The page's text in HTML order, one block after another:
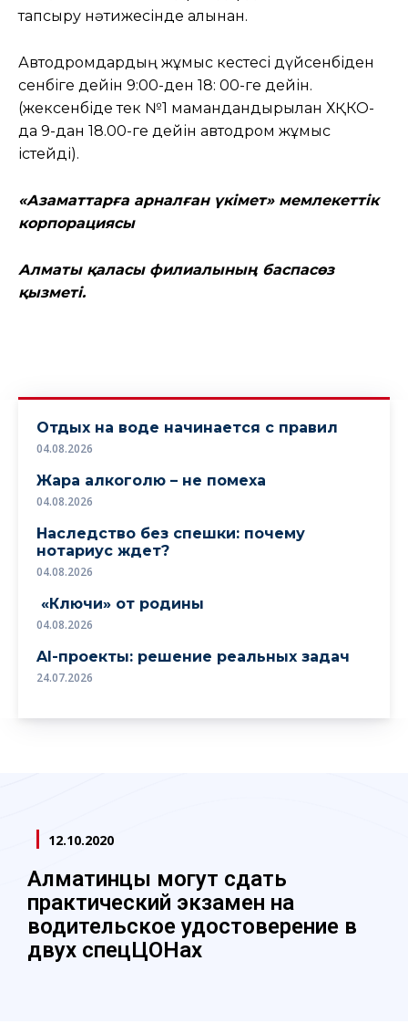
тапсыру нәтижесінде алынған.
Автодромдардың жұмыс кестесі дүйсенбіден
сенбіге дейін 9:00-ден 18: 00-ге дейін.
(жексенбіде тек №1 мамандандырылған ХҚКО-
да 9-дан 18.00-ге дейін автодром жұмыс
істейді).
«Азаматтарға арналған үкімет» мемлекеттік
корпорациясы
Алматы қаласы филиалының баспасөз
қызметі.
Отдых на воде начинается с правил
04.08.2026
Жара алкоголю – не помеха
04.08.2026
Наследство без спешки: почему
нотариус ждет?
04.08.2026
«Ключи» от родины
04.08.2026
AI-проекты: решение реальных задач
24.07.2026